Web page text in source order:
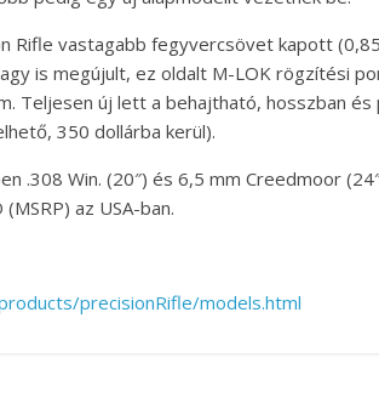
Rifle vastagabb fegyvercsövet kapott
is megújult, ez oldalt M-LOK rögzítési
Teljesen új lett a behajtható, hosszban
350 dollárba kerül).
.308 Win. (20″) és 6,5 mm Creedmoor
az USA-ban.
precisionRifle/models.html